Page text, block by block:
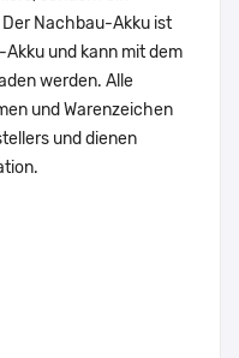
Nachbau-Akku ist
und kann mit dem
werden. Alle
und Warenzeichen
und dienen